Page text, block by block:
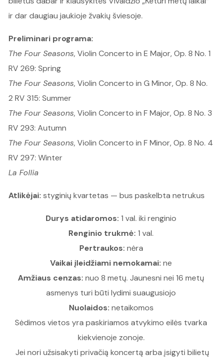
ir dar daugiau jaukioje žvakių šviesoje.​
Preliminari programa:
The Four Seasons, Violin Concerto in E Major, Op. 8 No. 1
RV 269: Spring
The Four Seasons, Violin Concerto in G Minor, Op. 8 No.
2 RV 315: Summer
The Four Seasons, Violin Concerto in F Major, Op. 8 No. 3
RV 293: Autumn
The Four Seasons, Violin Concerto in F Minor, Op. 8 No. 4
RV 297: Winter
La Follia
Atlikėjai:styginių kvartetas —bus paskelbta netrukus
Durys atidaromos: 1 val. iki renginio
Renginio trukmė: 1 val.
Pertraukos: nėra
Vaikai įleidžiami nemokamai: ne
Amžiaus cenzas: nuo 8 metų. Jaunesni nei 16 metų
asmenys turi būti lydimi suaugusiojo
Nuolaidos: netaikomos
Sėdimos vietos yra paskiriamos atvykimo eilės tvarka
kiekvienoje zonoje.
Jei nori užsisakyti privačią koncertą arba įsigyti bilietų